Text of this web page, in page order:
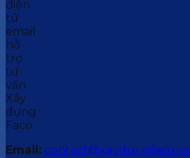
Email: contact@xaydungfaco.vn